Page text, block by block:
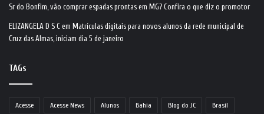
Sr do Bonfim, vão comprar espadas prontas em MG? Confira o que diz o promotor
ELIZANGELA D S C em Matrículas digitais para novos alunos da rede municipal de
Cruz das Almas, iniciam dia 5 de janeiro
TAGs
Acesse Acesse News Alunos Bahia Blog do JC Brasil